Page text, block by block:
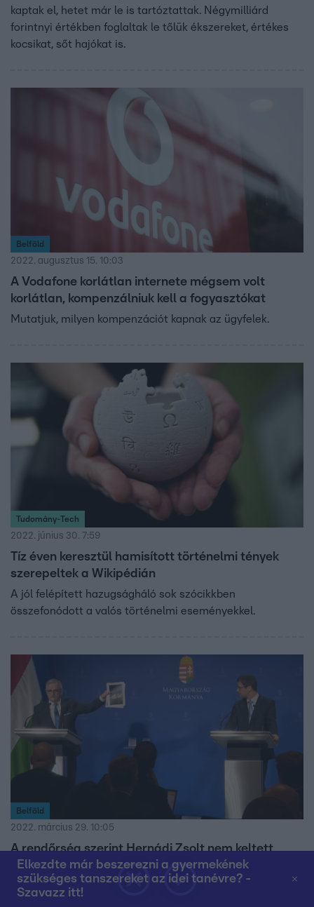
Elkezdte már beszerezni a gyermekének
szükséges tanszereket az idei tanévre? -
Szavazz itt!
kaptak el, hetet már le is tartóztattak. Négymilliárd
forintnyi értékben foglaltak le tőlük ékszereket, értékes
kocsikat, sőt hajókat is.
Belföld
2022. augusztus 15. 10:03
A Vodafone korlátlan internete mégsem volt
korlátlan, kompenzálniuk kell a fogyasztókat
Mutatjuk, milyen kompenzációt kapnak az ügyfelek.
Tudomány-Tech
2022. június 30. 7:59
Tíz éven keresztül hamisított történelmi tények
szerepeltek a Wikipédián
A jól felépített hazugságháló sok szócikkben
összefonódott a valós történelmi eseményekkel.
Belföld
2022. március 29. 10:05
A rendőrség szerint Hernádi Zsolt nem keltett
pánikot azzal, hogy zacskóba tankolós fotót
mutogatott